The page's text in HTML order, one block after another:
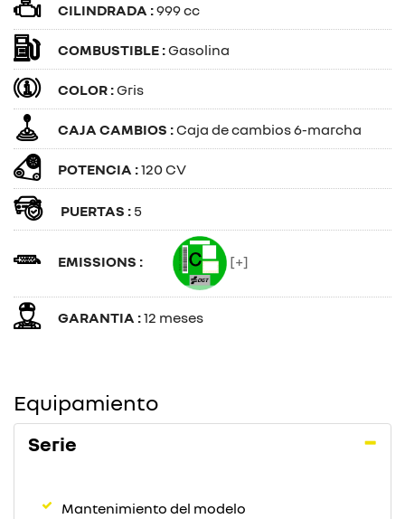
CILINDRADA :999 cc
COMBUSTIBLE :Gasolina
COLOR :Gris
CAJA CAMBIOS :Caja de cambios 6-marcha
POTENCIA :120 CV
PUERTAS : 5
EMISSIONS : [+]
GARANTIA :12 meses
Equipamiento
Serie
Mantenimiento del modelo